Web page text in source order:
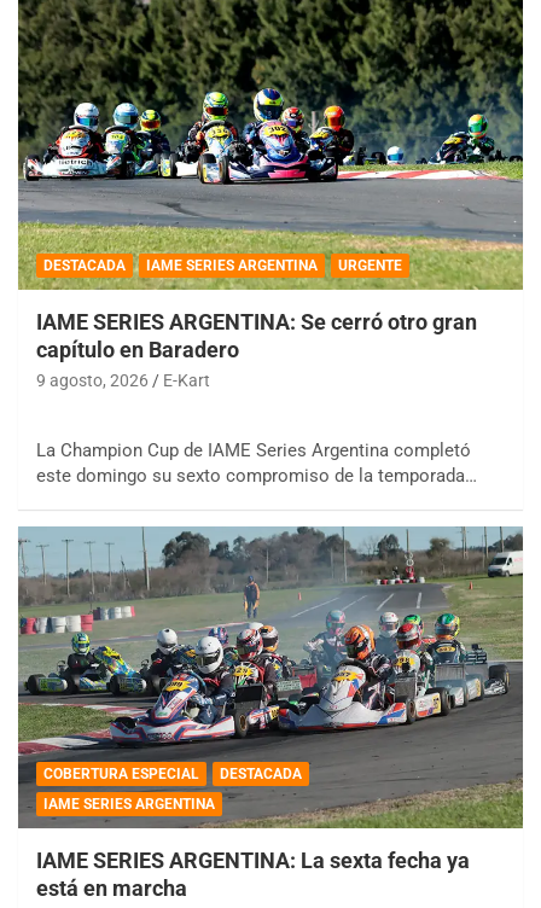
DESTACADA IAME SERIES ARGENTINA URGENTE
IAME SERIES ARGENTINA: Se cerró otro gran
capítulo en Baradero
9 agosto, 2026 E-Kart
La Champion Cup de IAME Series Argentina completó
este domingo su sexto compromiso de la temporada…
COBERTURA ESPECIAL
DESTACADA
IAME SERIES ARGENTINA
IAME SERIES ARGENTINA: La sexta fecha ya
está en marcha